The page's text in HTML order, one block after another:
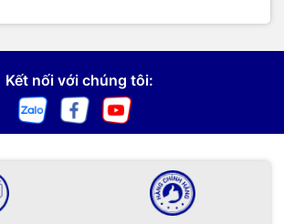
Kết nối với chúng tôi: